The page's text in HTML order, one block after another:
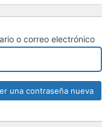
o correo electrónico